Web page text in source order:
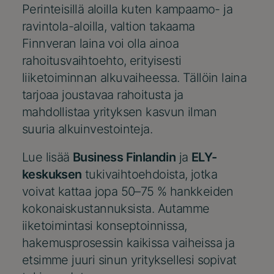
Perinteisillä aloilla kuten kampaamo- ja
ravintola-aloilla, valtion takaama
Finnveran laina voi olla ainoa
rahoitusvaihtoehto, erityisesti
liiketoiminnan alkuvaiheessa. Tällöin laina
tarjoaa joustavaa rahoitusta ja
mahdollistaa yrityksen kasvun ilman
suuria alkuinvestointeja.
Lue lisää Business Finlandin ja ELY-
keskuksen tukivaihtoehdoista, jotka
voivat kattaa jopa 50–75 % hankkeiden
kokonaiskustannuksista. Autamme
iiketoimintasi konseptoinnissa,
hakemusprosessin kaikissa vaiheissa ja
etsimme juuri sinun yrityksellesi sopivat